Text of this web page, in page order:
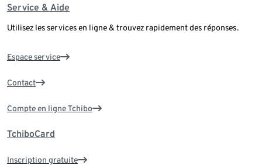
Service & Aide
Utilisez les services en ligne & trouvez rapidement des réponses.
Espace service
Contact
Compte en ligne Tchibo
TchiboCard
Inscription gratuite